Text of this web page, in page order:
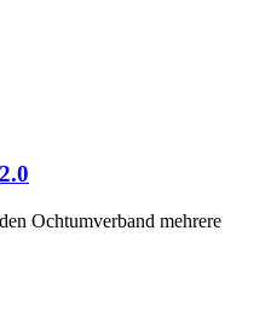
Ochtumverband mehrere